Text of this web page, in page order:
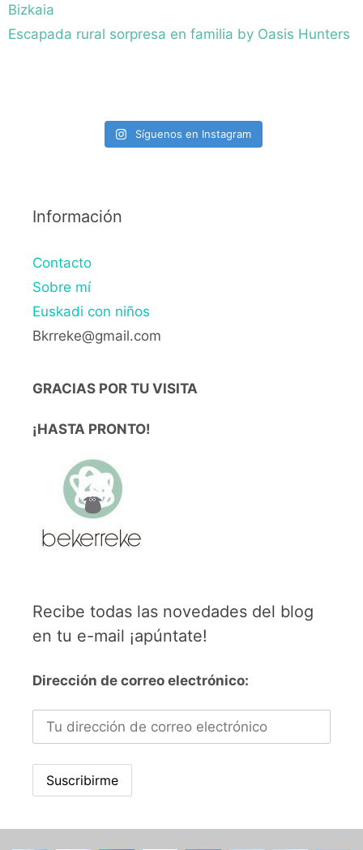
Bizkaia
Escapada rural sorpresa en familia by Oasis Hunters
Síguenos en Instagram
Información
Contacto
Sobre mí
Euskadi con niños
Bkrreke@gmail.com
GRACIAS POR TU VISITA
¡HASTA PRONTO!
Recibe todas las novedades del blog
en tu e-mail ¡apúntate!
Dirección de correo electrónico: